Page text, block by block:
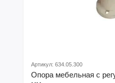
Артикул: 634.05.300
Опора мебельная с